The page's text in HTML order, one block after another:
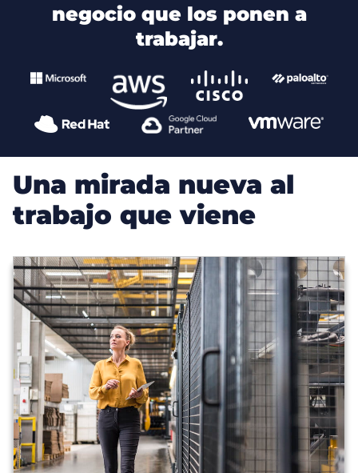
negocio que los ponen a
trabajar.
Una mirada nueva al
trabajo que viene